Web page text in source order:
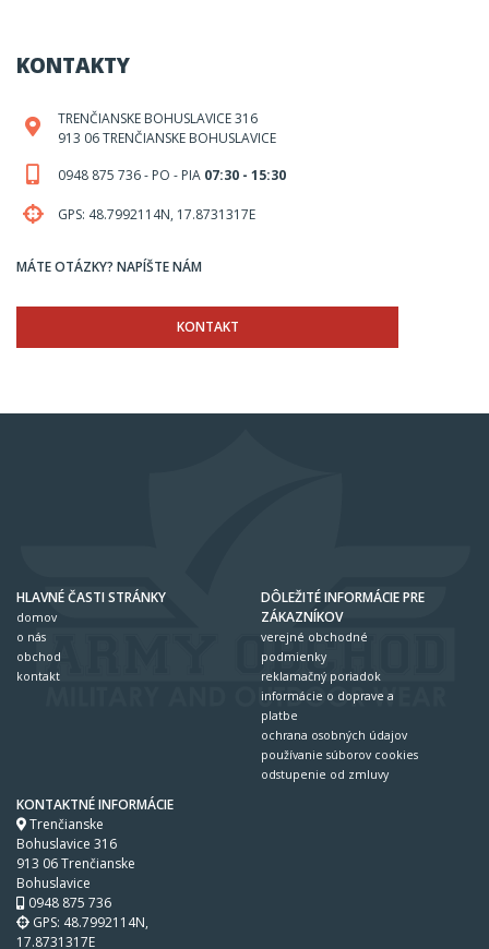
KONTAKTY
TRENČIANSKE BOHUSLAVICE 316
913 06 TRENČIANSKE BOHUSLAVICE
0948 875 736 - PO - PIA 07:30 - 15:30
GPS: 48.7992114N, 17.8731317E
MÁTE OTÁZKY? NAPÍŠTE NÁM
KONTAKT
HLAVNÉ ČASTI STRÁNKY
domov
o nás
obchod
kontakt
DÔLEŽITÉ INFORMÁCIE PRE
ZÁKAZNÍKOV
verejné obchodné
podmienky
reklamačný poriadok
informácie o doprave a
platbe
ochrana osobných údajov
používanie súborov cookies
odstupenie od zmluvy
KONTAKTNÉ INFORMÁCIE
Trenčianske
Bohuslavice 316
913 06 Trenčianske
Bohuslavice
0948 875 736
GPS: 48.7992114N,
17.8731317E